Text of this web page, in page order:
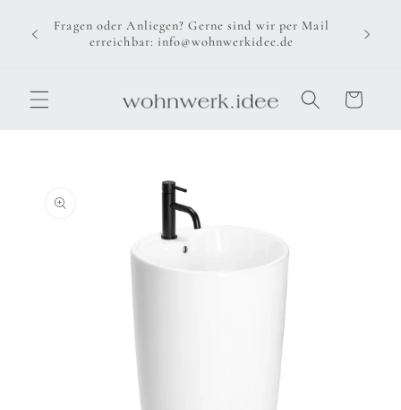
zum
Inhalt
Fragen oder Anliegen? Gerne sind wir per Mail
erreichbar: info@wohnwerkidee.de
Warenkorb